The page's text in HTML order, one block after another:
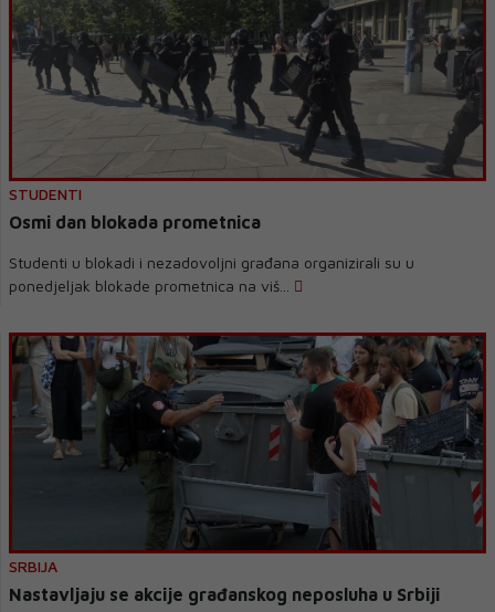
STUDENTI
Osmi dan blokada prometnica
Studenti u blokadi i nezadovoljni građana organizirali su u
ponedjeljak blokade prometnica na viš...
SRBIJA
Nastavljaju se akcije građanskog neposluha u Srbiji